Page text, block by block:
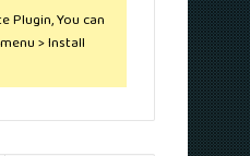
Plugin, You can
> Install